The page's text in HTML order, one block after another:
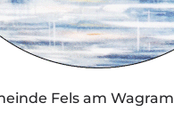
Fels am Wagram